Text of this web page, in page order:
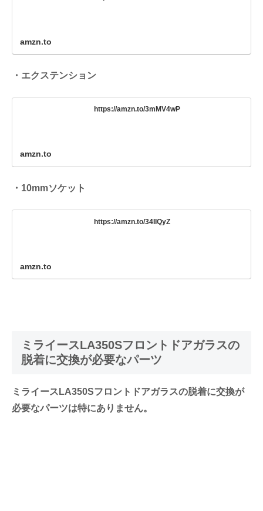
amzn.to
・エクステンション
https://amzn.to/3mMV4wP
amzn.to
・10mmソケット
https://amzn.to/34IIQyZ
amzn.to
ミライースLA350Sフロントドアガラスの
脱着に交換が必要なパーツ
ミライースLA350Sフロントドアガラスの脱着に交換が
必要なパーツは特にありません。